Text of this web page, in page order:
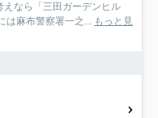
なら「三田ガーデンヒル
は麻布警察署一之... もっと見